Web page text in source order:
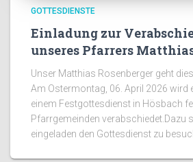
GOTTESDIENSTE
Einladung zur
unseres Pfarrers
Unser Matthias Rosenberger geht
Am Ostermontag, 06. April 2026 wird
einem Festgottesdienst in Hösbach
Pfarrgemeinden verabschiedet.Dazu
eingeladen den Gottesdienst zu